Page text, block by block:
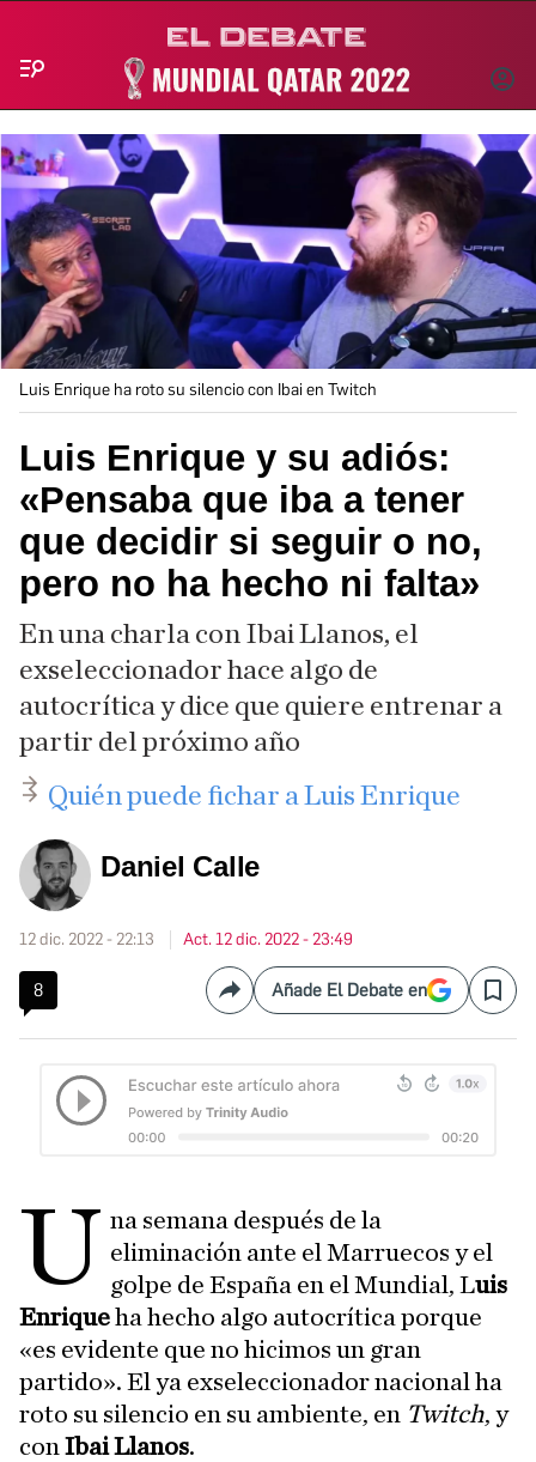
INICIAR
Luis Enrique ha roto su silencio con Ibai en Twitch
Luis Enrique y su adiós:
«Pensaba que iba a tener
que decidir si seguir o no,
pero no ha hecho ni falta»
En una charla con Ibai Llanos, el
exseleccionador hace algo de
autocrítica y dice que quiere entrenar a
partir del próximo año
Quién puede fichar a Luis Enrique
Daniel Calle
12 dic. 2022 - 22:13 Act. 12 dic. 2022 - 23:49
8 CompartirAñade El Debate en Save
U na semana después de la
eliminación ante el Marruecos y el
golpe de España en el Mundial, Luis
Enriqueha hecho algo autocrítica porque
«es evidente que no hicimos un gran
partido». El ya exseleccionador nacional ha
roto su silencio en su ambiente, en Twitch, y
con Ibai Llanos.